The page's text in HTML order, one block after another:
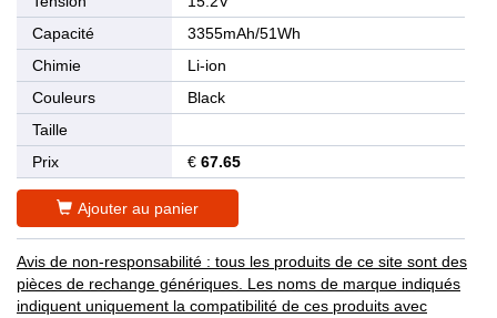
Capacité
3355mAh/51Wh
Chimie
Li-ion
Couleurs
Black
Taille
Prix
€ 67.65
Ajouter au panier
Avis de non-responsabilité : tous les produits de ce site sont des
pièces de rechange génériques. Les noms de marque indiqués
indiquent uniquement la compatibilité de ces produits avec